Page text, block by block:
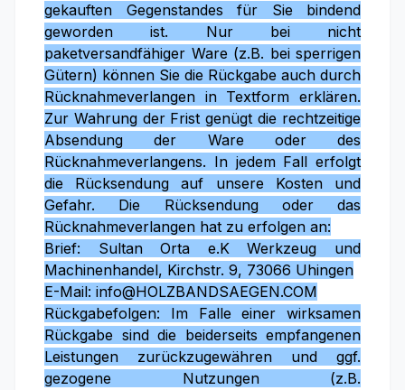
gekauften Gegenstandes für Sie bindend
geworden ist. Nur bei nicht
paketversandfähiger Ware (z.B. bei sperrigen
Gütern) können Sie die Rückgabe auch durch
Rücknahmeverlangen in Textform erklären.
Zur Wahrung der Frist genügt die rechtzeitige
Absendung der Ware oder des
Rücknahmeverlangens. In jedem Fall erfolgt
die Rücksendung auf unsere Kosten und
Gefahr. Die Rücksendung oder das
Rücknahmeverlangen hat zu erfolgen an:
Brief: Sultan Orta e.K Werkzeug und
Machinenhandel, Kirchstr. 9, 73066 Uhingen
E-Mail: info@HOLZBANDSAEGEN.COM
Rückgabefolgen: Im Falle einer wirksamen
Rückgabe sind die beiderseits empfangenen
Leistungen zurückzugewähren und ggf.
gezogene Nutzungen (z.B.